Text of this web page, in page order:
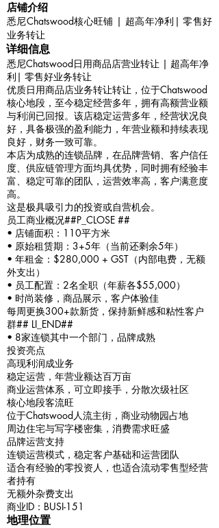
​店铺介绍
悉尼Chatswood核心旺铺 | 超高年净利| 零售好
业务转让
详细信息
悉尼Chatswood日用商品店营业转让 | 超高年净
利| 零售好业务转让
优质日用商品店业务转让转让，位于Chatswood
核心地段，至今稳定经营多年，拥有高额营业额
与利润已回报。该店稳定运营多年，经营状况良
好，具备极强的盈利能力，年营业额和持续表现
良好，财务一致可靠。
本店为成熟的连锁品牌，在品牌营销、客户信任
度、供应链管理方面均具优势，同时拥有经验丰
富、稳定可靠的团队，运营效率高，客户满意度
高。
这是极具吸引力的投资或自营机会。
员工商业概况##P_CLOSE ##
• 店铺面积：110平方米
• 原始租赁期：3+5年（当前还剩余5年）
• 年租金：$280,000 + GST（内部电费，无额
外支出）
• 员工配置：2名全职（年薪各$55,000）
• 时尚装修，商品展示，客户体验佳
每周更换300+款新货，保持新鲜感和粘性客户
群## LI_END##
• 8家连锁其中一个部门，品牌成熟
投资亮点
高现利润成业务
稳定运营，年营业额达百万亩
商业运营体系，可立即接手，分散次级社区
核心地段客流旺
位于Chatswood人流主街，商业动物园占地
周边住宅与写字楼密集，消费需求旺盛
品牌运营支持
连锁运营模式，稳定客户基础和运营团队
适合有经验的零投资人，也适合流动零售型经营
者持有
无额外杂费支出
商业ID：BUSI-151
地理位置